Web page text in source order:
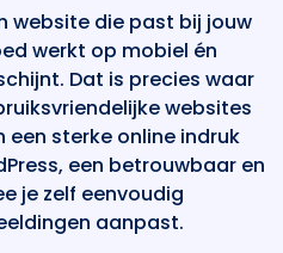
website die past bij jouw
werkt op mobiel én
Dat is precies waar
websites
sterke online indruk
een betrouwbaar en
je zelf eenvoudig
aanpast.